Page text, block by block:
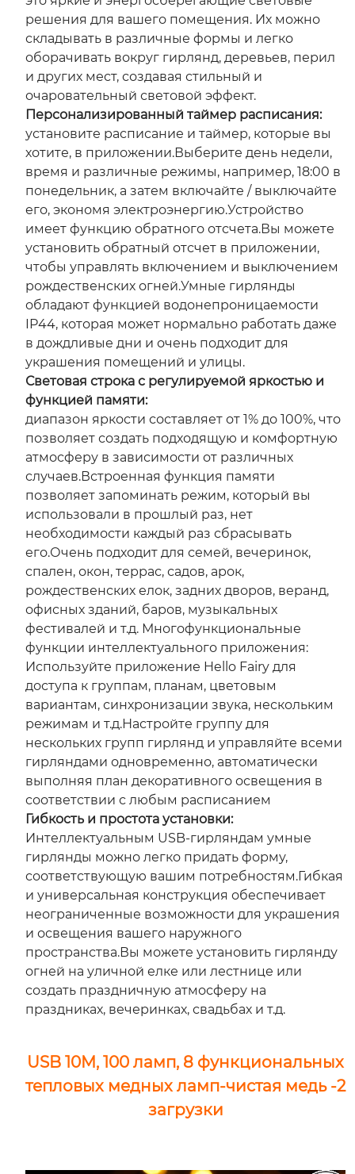
решения для вашего помещения. Их можно
складывать в различные формы и легко
оборачивать вокруг гирлянд, деревьев, перил
и других мест, создавая стильный и
очаровательный световой эффект.
Персонализированный таймер расписания:
установите расписание и таймер, которые вы
хотите, в приложении.Выберите день недели,
время и различные режимы, например, 18:00 в
понедельник, а затем включайте / выключайте
его, экономя электроэнергию.Устройство
имеет функцию обратного отсчета.Вы можете
установить обратный отсчет в приложении,
чтобы управлять включением и выключением
рождественских огней.Умные гирлянды
обладают функцией водонепроницаемости
IP44, которая может нормально работать даже
в дождливые дни и очень подходит для
украшения помещений и улицы.
Световая строка с регулируемой яркостью и
функцией памяти:
диапазон яркости составляет от 1% до 100%, что
позволяет создать подходящую и комфортную
атмосферу в зависимости от различных
случаев.Встроенная функция памяти
позволяет запоминать режим, который вы
использовали в прошлый раз, нет
необходимости каждый раз сбрасывать
его.Очень подходит для семей, вечеринок,
спален, окон, террас, садов, арок,
рождественских елок, задних дворов, веранд,
офисных зданий, баров, музыкальных
фестивалей и т.д. Многофункциональные
функции интеллектуального приложения:
Используйте приложение Hello Fairy для
доступа к группам, планам, цветовым
вариантам, синхронизации звука, нескольким
режимам и т.д.Настройте группу для
нескольких групп гирлянд и управляйте всеми
гирляндами одновременно, автоматически
выполняя план декоративного освещения в
соответствии с любым расписанием
Гибкость и простота установки:
Интеллектуальным USB-гирляндам умные
гирлянды можно легко придать форму,
соответствующую вашим потребностям.Гибкая
и универсальная конструкция обеспечивает
неограниченные возможности для украшения
и освещения вашего наружного
пространства.Вы можете установить гирлянду
огней на уличной елке или лестнице или
создать праздничную атмосферу на
праздниках, вечеринках, свадьбах и т.д.
USB 10M, 100 ламп, 8 функциональных
тепловых медных ламп-чистая медь -2
загрузки